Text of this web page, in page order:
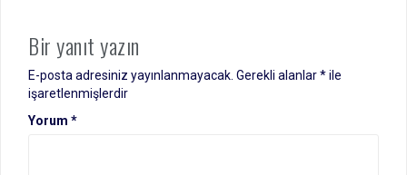
Bir yanıt yazın
E-posta adresiniz yayınlanmayacak. Gerekli alanlar*ile
işaretlenmişlerdir
Yorum *